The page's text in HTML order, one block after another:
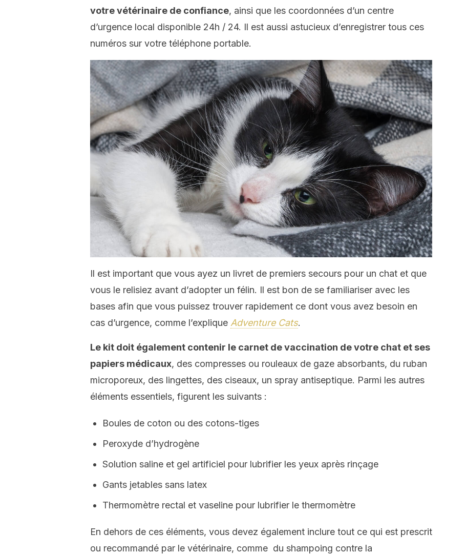
votre vétérinaire de confiance, ainsi que les coordonnées d’un centre
d’urgence local disponible 24h / 24. Il est aussi astucieux d’enregistrer tous ces
numéros sur votre téléphone portable.
Il est important que vous ayez un livret de premiers secours pour un chat et que
vous le relisiez avant d’adopter un félin. Il est bon de se familiariser avec les
bases afin que vous puissez trouver rapidement ce dont vous avez besoin en
cas d’urgence, comme l’explique Adventure Cats.
Le kit doit également contenir le carnet de vaccination de votre chat et ses
papiers médicaux, des compresses ou rouleaux de gaze absorbants, du ruban
microporeux, des lingettes, des ciseaux, un spray antiseptique. Parmi les autres
éléments essentiels, figurent les suivants :
Boules de coton ou des cotons-tiges
Peroxyde d’hydrogène
Solution saline et gel artificiel pour lubrifier les yeux après rinçage
Gants jetables sans latex
Thermomètre rectal et vaseline pour lubrifier le thermomètre
En dehors de ces éléments, vous devez également inclure tout ce qui est prescrit
ou recommandé par le vétérinaire, comme du shampoing contre la